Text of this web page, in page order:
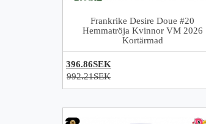
Frankrike Desire Doue #20
Hemmatröja Kvinnor VM 2026
Kortärmad
396.86SEK
992.21SEK